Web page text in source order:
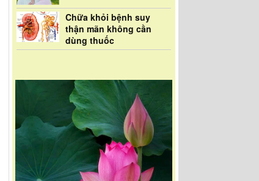
Chữa khỏi bệnh suy
thận mãn không cần
dùng thuốc